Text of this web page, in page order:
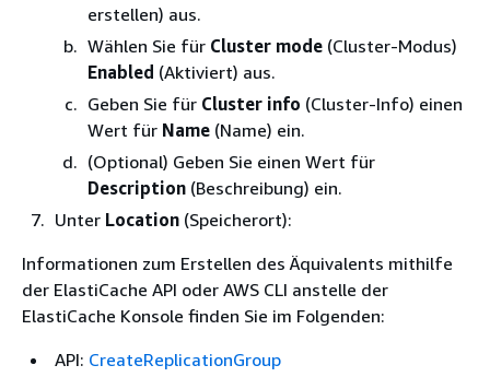
erstellen) aus.
Wählen Sie für Cluster mode (Cluster-Modus)
Enabled (Aktiviert) aus.
Geben Sie für Cluster info (Cluster-Info) einen
Wert für Name (Name) ein.
(Optional) Geben Sie einen Wert für
Description (Beschreibung) ein.
Unter Location (Speicherort):
Informationen zum Erstellen des Äquivalents mithilfe
der ElastiCache API oder AWS CLI anstelle der
ElastiCache Konsole finden Sie im Folgenden:
API: CreateReplicationGroup